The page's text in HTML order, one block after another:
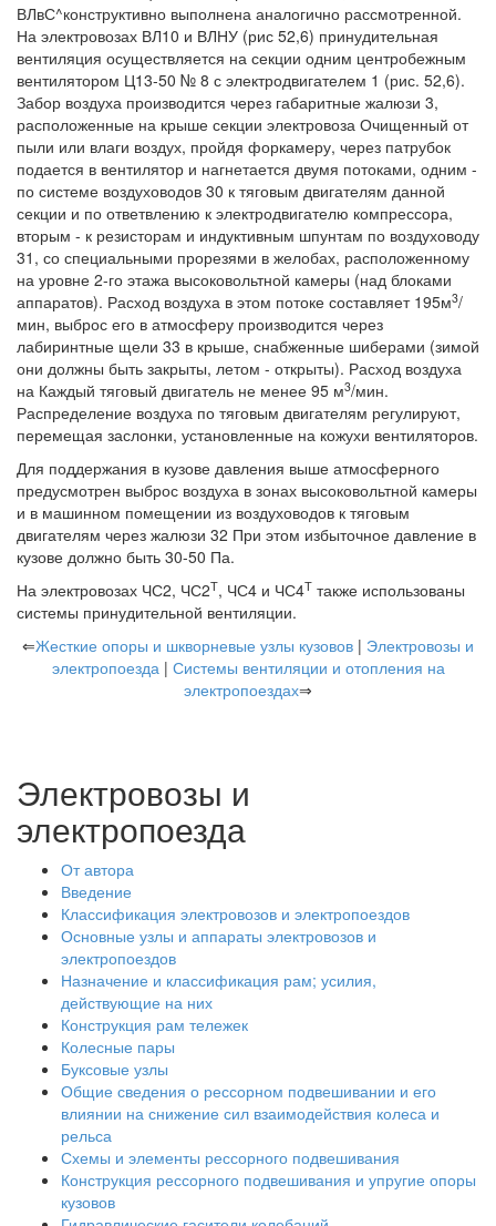
ВЛвС^конструктивно выполнена аналогично рассмотренной.
На электровозах ВЛ10 и ВЛНУ (рис 52,6) принудительная
вентиляция осуществляется на секции одним центробежным
вентилятором Ц13-50 № 8 с электродвигателем 1 (рис. 52,6).
Забор воздуха производится через габаритные жалюзи 3,
расположенные на крыше секции электровоза Очищенный от
пыли или влаги воздух, пройдя форкамеру, через патрубок
подается в вентилятор и нагнетается двумя потоками, одним -
по системе воздуховодов 30 к тяговым двигателям данной
секции и по ответвлению к электродвигателю компрессора,
вторым - к резисторам и индуктивным шпунтам по воздуховоду
31, со специальными прорезями в желобах, расположенному
на уровне 2-го этажа высоковольтной камеры (над блоками
аппаратов). Расход воздуха в этом потоке составляет 195м3/
мин, выброс его в атмосферу производится через
лабиринтные щели 33 в крыше, снабженные шиберами (зимой
они должны быть закрыты, летом - открыты). Расход воздуха
на Каждый тяговый двигатель не менее 95 м3/мин.
Распределение воздуха по тяговым двигателям регулируют,
перемещая заслонки, установленные на кожухи вентиляторов.
Для поддержания в кузове давления выше атмосферного
предусмотрен выброс воздуха в зонах высоковольтной камеры
и в машинном помещении из воздуховодов к тяговым
двигателям через жалюзи 32 При этом избыточное давление в
кузове должно быть 30-50 Па.
На электровозах ЧС2, ЧС2Т, ЧС4 и ЧС4Т также использованы
системы принудительной вентиляции.
⇐Жесткие опоры и шкворневые узлы кузовов | Электровозы и
электропоезда| Системы вентиляции и отопления на
электропоездах⇒
Электровозы и
электропоезда
От автора
Введение
Классификация электровозов и электропоездов
Основные узлы и аппараты электровозов и
электропоездов
Назначение и классификация рам; усилия,
действующие на них
Конструкция рам тележек
Колесные пары
Буксовые узлы
Общие сведения о рессорном подвешивании и его
влиянии на снижение сил взаимодействия колеса и
рельса
Схемы и элементы рессорного подвешивания
Конструкция рессорного подвешивания и упругие опоры
кузовов